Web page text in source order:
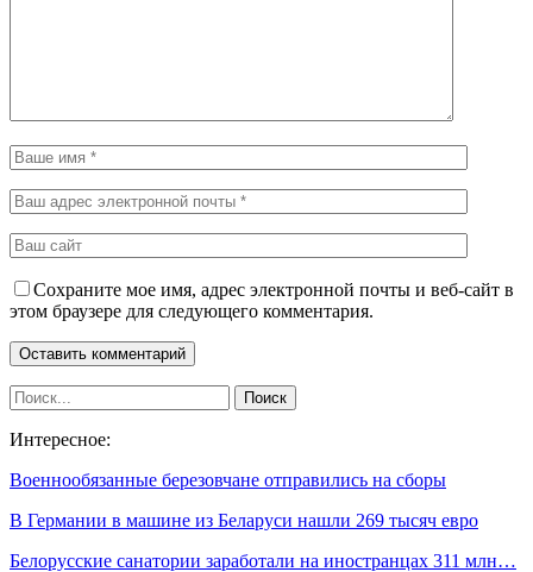
Сохраните мое имя, адрес электронной почты и веб-сайт в
этом браузере для следующего комментария.
Интересное:
Военнообязанные березовчане отправились на сборы
В Германии в машине из Беларуси нашли 269 тысяч евро
Белорусские санатории заработали на иностранцах 311 млн…